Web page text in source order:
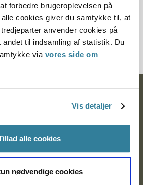
forbedre brugeroplevelsen på
cookies giver du samtykke til, at
anvender cookies på
andet til indsamling af statistik. Du
via vores side om
Vis detaljer
alle cookies
nødvendige cookies